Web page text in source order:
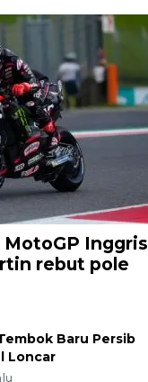
Inggris
rebut pole
Baru Persib
Loncar